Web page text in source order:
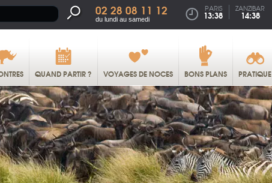
02 28 08 11 12
du lundi au samedi
PARIS
13:38
ZANZIBAR
14:38
QUAND PARTIR ? VOYAGES DE NOCES BONS PLANS PRATIQUE